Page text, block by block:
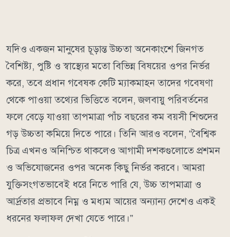
যদিও একজন মানুষের চূড়ান্ত উচ্চতা অনেকাংশে জিনগত
বৈশিষ্ট্য, পুষ্টি ও স্বাস্থ্যের মতো বিভিন্ন বিষয়ের ওপর নির্ভর
করে, তবে প্রধান গবেষক কেটি ম্যাকমাহন তাদের গবেষণা
থেকে পাওয়া তথ্যের ভিত্তিতে বলেন, জলবায়ু পরিবর্তনের
ফলে বেড়ে যাওয়া তাপমাত্রা পাঁচ বছরের কম বয়সী শিশুদের
গড় উচ্চতা কমিয়ে দিতে পারে। তিনি আরও বলেন, “বৈশ্বিক
চিত্র এখনও অনিশ্চিত থাকলেও আগামী দশকগুলোতে প্রশমন
ও অভিযোজনের ওপর অনেক কিছু নির্ভর করবে। আমরা
যুক্তিসংগতভাবেই ধরে নিতে পারি যে, উচ্চ তাপমাত্রা ও
আর্দ্রতার প্রভাবে নিম্ন ও মধ্যম আয়ের অন্যান্য দেশেও একই
ধরনের ফলাফল দেখা যেতে পারে।”